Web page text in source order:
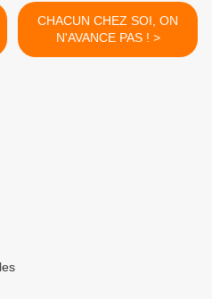
CHACUN CHEZ SOI, ON
N'AVANCE PAS ! >